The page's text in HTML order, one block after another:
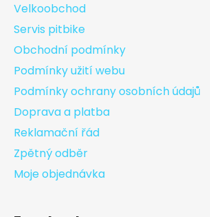
Velkoobchod
Servis pitbike
Obchodní podmínky
Podmínky užití webu
Podmínky ochrany osobních údajů
Doprava a platba
Reklamační řád
Zpětný odběr
Moje objednávka